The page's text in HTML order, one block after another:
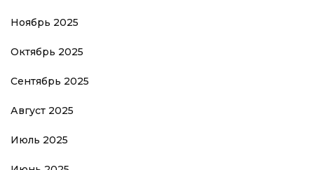
Ноябрь 2025
Октябрь 2025
Сентябрь 2025
Август 2025
Июль 2025